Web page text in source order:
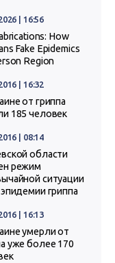
| 16:56
How
Fake Epidemics
Region
| 16:32
от гриппа
185 человек
| 08:14
области
режим
ситуации
гриппа
| 16:13
умерли от
уже более 170